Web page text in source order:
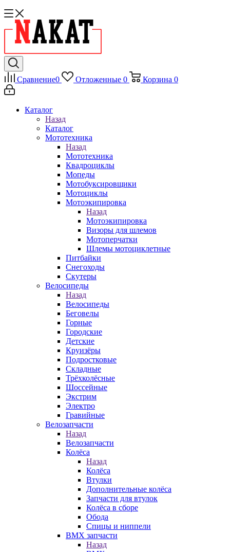
Сравнение0 Отложенные 0 Корзина 0
Каталог
Назад
Каталог
Мототехника
Назад
Мототехника
Квадроциклы
Мопеды
Мотобуксировщики
Мотоциклы
Мотоэкипировка
Назад
Мотоэкипировка
Визоры для шлемов
Мотоперчатки
Шлемы мотоциклетные
Питбайки
Снегоходы
Скутеры
Велосипеды
Назад
Велосипеды
Беговелы
Горные
Городские
Детские
Круизёры
Подростковые
Складные
Трёхколёсные
Шоссейные
Экстрим
Электро
Гравийные
Велозапчасти
Назад
Велозапчасти
Колёса
Назад
Колёса
Втулки
Дополнительные колёса
Запчасти для втулок
Колёса в сборе
Обода
Спицы и ниппели
BMX запчасти
Назад